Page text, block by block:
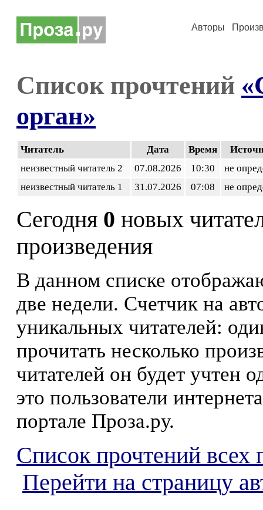
Авторы
Список прочтений
орган»
Читатель Дата Время
неизвестный читатель 2
07.08.2026 10:30
не
неизвестный читатель 1
31.07.2026 07:08 не
Сегодня 0 новых
произведения
В данном списке
две недели. Счетчик на
уникальных читателей:
прочитать несколько
читателей он будет учтен
это пользователи
портале Проза.ру.
Список прочтений всех
Перейти на страницу